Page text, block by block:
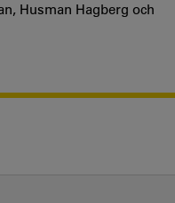
Husman Hagberg och